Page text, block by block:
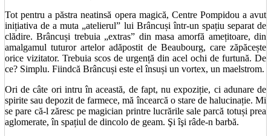
Tot pentru a păstra neatinsă opera magică, Centre Pompidou a avut
inițiativa de a muta „atelierul” lui Brâncuși într-un spațiu separat de
clădire. Brâncuși trebuia „extras” din masa amorfă amețitoare, din
amalgamul tuturor artelor adăpostit de Beaubourg, care zăpăcește
orice vizitator. Trebuia scos de urgență din acel ochi de furtună. De
ce? Simplu. Fiindcă Brâncuși este el însuși un vortex, un maelstrom.
Ori de câte ori intru în această, de fapt, nu expoziție, ci adunare de
spirite sau depozit de farmece, mă încearcă o stare de halucinație. Mi
se pare că-l zăresc pe magician printre lucrările sale parcă totuși prea
aglomerate, în spațiul de dincolo de geam. Şi îşi râde-n barbă.